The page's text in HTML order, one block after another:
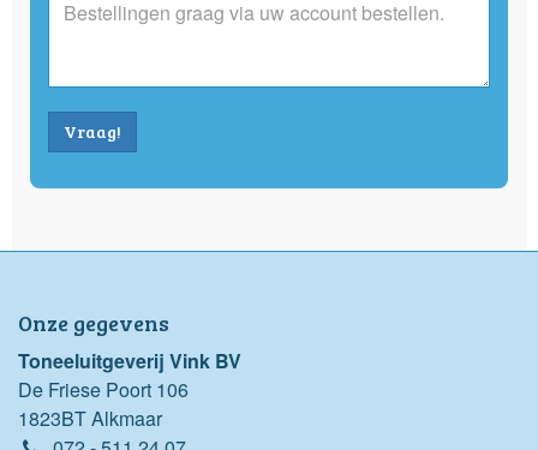
Vraag!
Onze gegevens
Toneeluitgeverij Vink BV
De Friese Poort 106
1823BT Alkmaar